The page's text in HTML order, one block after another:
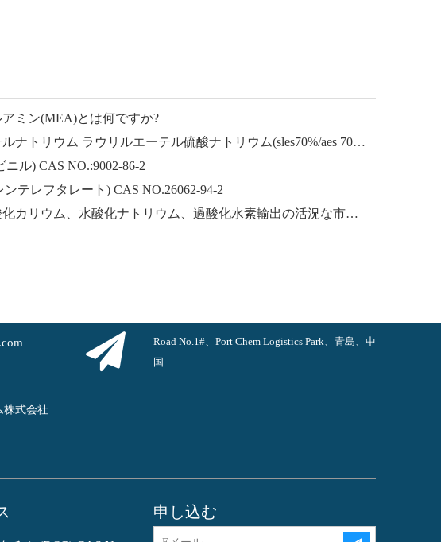
ミン(MEA)とは何ですか?
ラウリルエーテルナトリウム ラウリルエーテル硫酸ナトリウム(sles70%/aes 70%) CAS NO.: 68585-34-2sles70%/aes 70%) CAS NO.: 68585-34-2
ル) CAS NO.:9002-86-2
テレフタレート) CAS NO.26062-94-2
中国からの水酸化カリウム、水酸化ナトリウム、過酸化水素輸出の活況な市場：過去 1 年間の振り返り
Road No.1#、Port Chem Logistics Park、青島、中
国
株式会社
申し込む